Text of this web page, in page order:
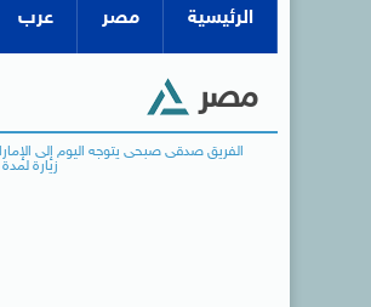
الرئيسية مصر عرب
مصر